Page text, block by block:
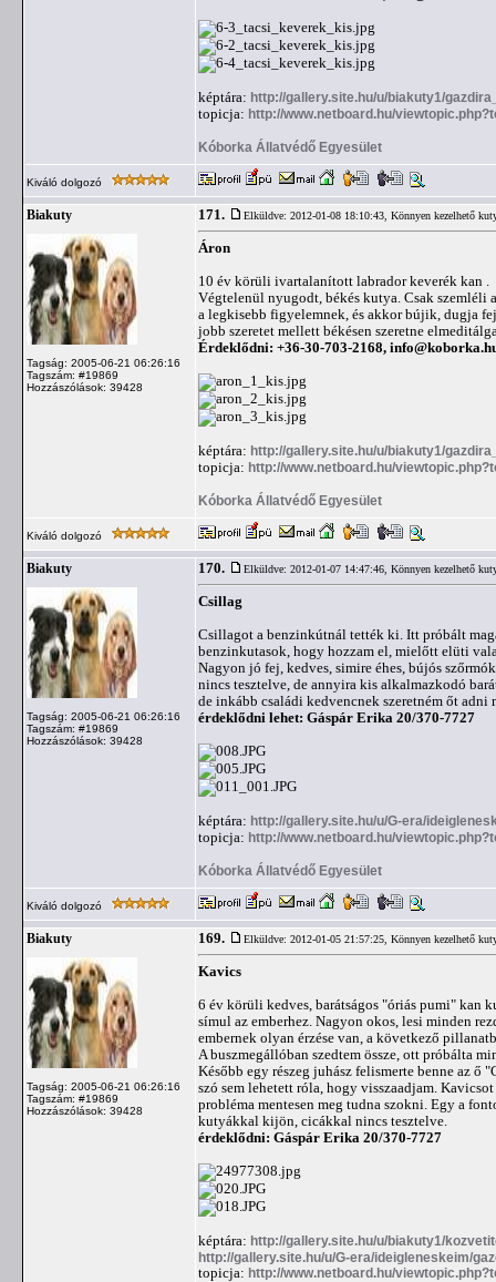
képtára: http://gallery.site.hu/u/biakuty1/
topicja: http://www.netboard.hu/
Kóborka Állatvédő Egyesület
Kiváló dolgozó
Biakuty
Tagság: 2005-06-21 06:26:16
Tagszám: #19869
Hozzászólások: 39428
171. Elküldve: 2012-01-08 18:10:43, Könnyen kezelhető
Áron
10 év körüli ivartalanított labrador keverék kan .
Végtelenül nyugodt, békés kutya. Csak szemléli
a legkisebb figyelemnek, és akkor bújik, dugja
jobb szeretet mellett békésen szeretne
Érdeklődni: +36-30-703-2168,
képtára: http://gallery.site.hu/u/biakuty1/
topicja: http://www.netboard.hu/
Kóborka Állatvédő Egyesület
Kiváló dolgozó
Biakuty
Tagság: 2005-06-21 06:26:16
Tagszám: #19869
Hozzászólások: 39428
170. Elküldve: 2012-01-07 14:47:46, Könnyen kezelhető
Csillag
Csillagot a benzinkútnál tették ki. Itt próbált
benzinkutasok, hogy hozzam el, mielőtt elüti
Nagyon jó fej, kedves, simire éhes, bújós
nincs tesztelve, de annyira kis alkalmazkodó
de inkább családi kedvencnek szeretném őt
érdeklődni lehet: Gáspár Erika 20/370-7727
képtára: http://gallery.site.hu/u/G-era/
topicja: http://www.netboard.hu/
Kóborka Állatvédő Egyesület
Kiváló dolgozó
Biakuty
Tagság: 2005-06-21 06:26:16
Tagszám: #19869
Hozzászólások: 39428
169. Elküldve: 2012-01-05 21:57:25, Könnyen kezelhető
Kavics
6 év körüli kedves, barátságos "óriás pumi" kan
símul az emberhez. Nagyon okos, lesi minden
embernek olyan érzése van, a következő
A buszmegállóban szedtem össze, ott próbálta
Később egy részeg juhász felismerte benne az ő
szó sem lehetett róla, hogy visszaadjam.
probléma mentesen meg tudna szokni. Egy a
kutyákkal kijön, cicákkal nincs tesztelve.
érdeklődni: Gáspár Erika 20/370-7727
képtára: http://gallery.site.hu/u/biakuty1/
http://gallery.site.hu/u/G-era/ideigleneskeim/
topicja: http://www.netboard.hu/